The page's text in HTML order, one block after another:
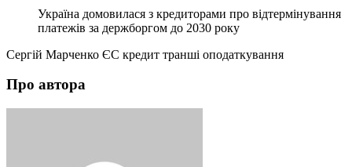
Україна домовилася з кредиторами про відтермінування
платежів за держборгом до 2030 року
Сергій Марченко ЄС кредит транші оподаткування
Про автора